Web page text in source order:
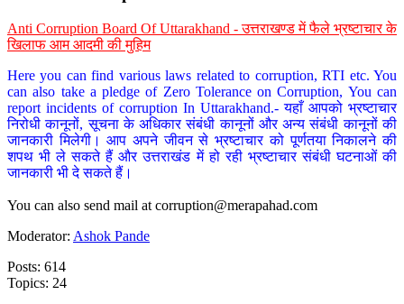
Anti Corruption Board Of Uttarakhand - उत्तराखण्ड में फैले भ्रष्टाचार के
खिलाफ आम आदमी की मुहिम
Here you can find various laws related to corruption, RTI etc. You
can also take a pledge of Zero Tolerance on Corruption, You can
report incidents of corruption In Uttarakhand.- यहाँ आपको भ्रष्टाचार
निरोधी कानूनों, सूचना के अधिकार संबंधी कानूनों और अन्य संबंधी कानूनों की
जानकारी मिलेगी। आप अपने जीवन से भ्रष्टाचार को पूर्णतया निकालने की
शपथ भी ले सकते हैं और उत्तराखंड में हो रही भ्रष्टाचार संबंधी घटनाओं की
जानकारी भी दे सकते हैं।
You can also send mail at corruption@merapahad.com
Moderator: Ashok Pande
Posts: 614
Topics: 24